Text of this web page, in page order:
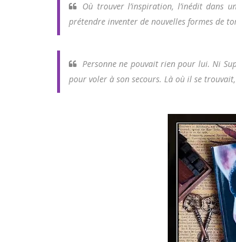
Où trouver l’inspiration, l’inédit dans
prétendre inventer de nouvelles formes de
Personne ne pouvait rien pour lui. Ni
pour voler à son secours. Là où il se